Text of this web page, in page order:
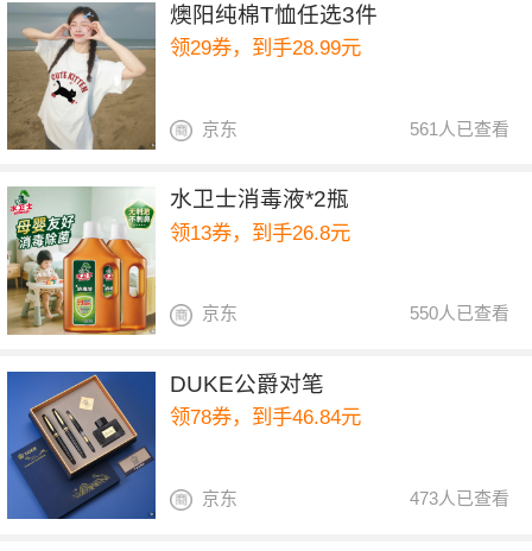
燠阳纯棉T恤任选3件
领29券，到手28.99元
561人已查看
京东
水卫士消毒液*2瓶
领13券，到手26.8元
550人已查看
京东
DUKE公爵对笔
领78券，到手46.84元
473人已查看
京东